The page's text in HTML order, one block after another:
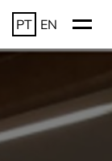
PT EN